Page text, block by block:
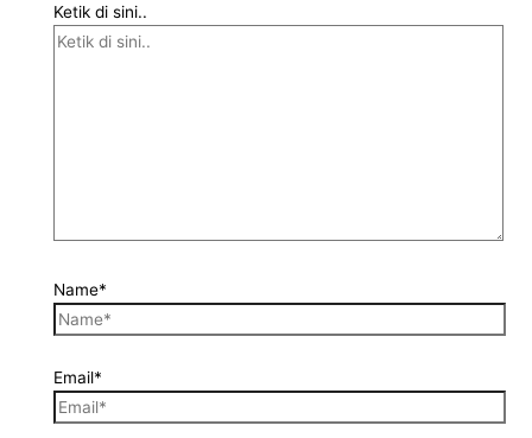
Ketik di sini..
Name*
Email*